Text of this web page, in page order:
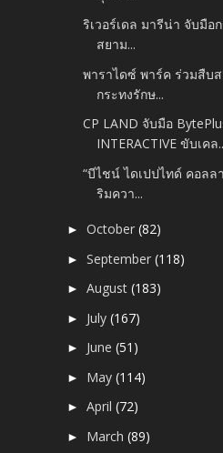
ริเวอร์เดล มารีน่า จับมือ
สยาม...
พาราไดซ์ พาร์ค ร่วมสืบ
กระทงรักษ...
CP LAND จับมือ
INTERACTIVE ขับเคล
“บีไชน์ ไดเปปไทด์ คอลล
ริมควา...
►October(82)
►September(118)
►August(183)
► July(167)
► June(51)
► May(114)
►April(72)
► March(89)